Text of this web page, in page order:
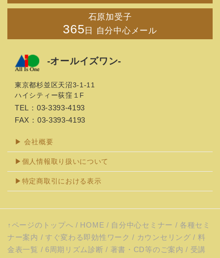
ありません。
あなたが、自分で得る能力をつけるもので
お申し込みは info■allisone-jp.com
※迷惑メール防止のために送信の際は、■を
＠に変えてください。
（初級）
開催日時 毎月・第一日曜日 13:00～17：
４回セッション・４カ月で修了
入会金 5,000円
セミナー料金 55,000円
合計８４,７００円税込価格（77,000円）
ズム診断各種商品＆セミナー
ご案内
石原加受子
365 日 自分中心メール
-オールイズワン-
東京都杉並区天沼3-1-11
ハイシティー荻窪１F
TEL：03-3393-4193
FAX：03-3393-4193
▶ 会社概要
▶個人情報取り扱いについて
▶特定商取引における表示
↑ページのトップへ / HOME / 自分中心セミナー / 各種セミ
ナー案内 / すぐ変わる即効性ワーク / カウンセリング / 料
金表一覧 / 6周期リズム診断 / 著書・CD等のご案内 / 受講